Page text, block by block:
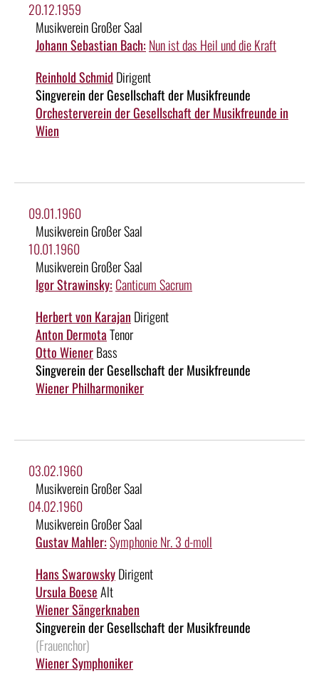
20.12.1959
Musikverein Großer Saal
Johann Sebastian Bach: Nun ist das Heil und die Kraft
Reinhold Schmid Dirigent
Singverein der Gesellschaft der Musikfreunde
Orchesterverein der Gesellschaft der Musikfreunde in
Wien
09.01.1960
Musikverein Großer Saal
10.01.1960
Musikverein Großer Saal
Igor Strawinsky: Canticum Sacrum
Herbert von Karajan Dirigent
Anton DermotaTenor
Otto WienerBass
Singverein der Gesellschaft der Musikfreunde
Wiener Philharmoniker
03.02.1960
Musikverein Großer Saal
04.02.1960
Musikverein Großer Saal
Gustav Mahler:Symphonie Nr. 3 d-moll
Hans SwarowskyDirigent
Ursula BoeseAlt
Wiener Sängerknaben
Singverein der Gesellschaft der Musikfreunde
(Frauenchor)
Wiener Symphoniker